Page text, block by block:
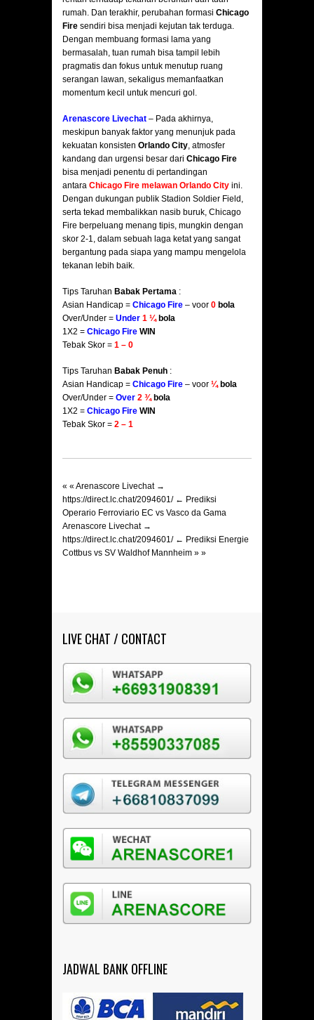
rumah. Dan terakhir, perubahan formasi Chicago
Fire sendiri bisa menjadi kejutan tak terduga.
Dengan membuang formasi lama yang
bermasalah, tuan rumah bisa tampil lebih
pragmatis dan fokus untuk menutup ruang
serangan lawan, sekaligus memanfaatkan
momentum kecil untuk mencuri gol.
Arenascore Livechat – Pada akhirnya,
meskipun banyak faktor yang menunjuk pada
kekuatan konsisten Orlando City, atmosfer
kandang dan urgensi besar dari Chicago Fire
bisa menjadi penentu di pertandingan
antara Chicago Fire melawan Orlando City ini.
Dengan dukungan publik Stadion Soldier Field,
serta tekad membalikkan nasib buruk, Chicago
Fire berpeluang menang tipis, mungkin dengan
skor 2-1, dalam sebuah laga ketat yang sangat
bergantung pada siapa yang mampu mengelola
tekanan lebih baik.
Tips Taruhan Babak Pertama :
Asian Handicap = Chicago Fire – voor 0 bola
Over/Under = Under 1 ¼ bola
1X2 = Chicago Fire WIN
Tebak Skor = 1 – 0
Tips Taruhan Babak Penuh :
Asian Handicap = Chicago Fire – voor ¼ bola
Over/Under = Over 2 ¾ bola
1X2 = Chicago Fire WIN
Tebak Skor = 2 – 1
« « Arenascore Livechat →
https://direct.lc.chat/2094601/ ← Prediksi
Operario Ferroviario EC vs Vasco da Gama
Arenascore Livechat →
https://direct.lc.chat/2094601/ ← Prediksi Energie
Cottbus vs SV Waldhof Mannheim » »
LIVE CHAT / CONTACT
JADWAL BANK OFFLINE